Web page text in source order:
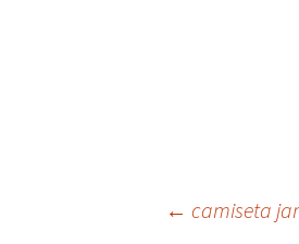
Navegación
← camiseta